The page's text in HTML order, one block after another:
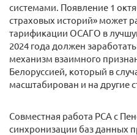
системами. Появление 1
страховых историй» может
тарификации ОСАГО в
2024 года должен
механизм взаимного
Белоруссией, который в
масштабирован и на другие
Совместная работа РСА с
синхронизации баз данных